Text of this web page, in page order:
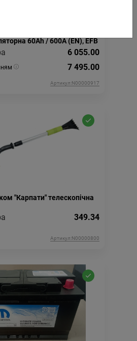
60Ah / 600A (EN), EFB
6 055.00
7 495.00
Артикул:N00000917
"Карпати" телескопічна
349.34
Артикул:N00000800